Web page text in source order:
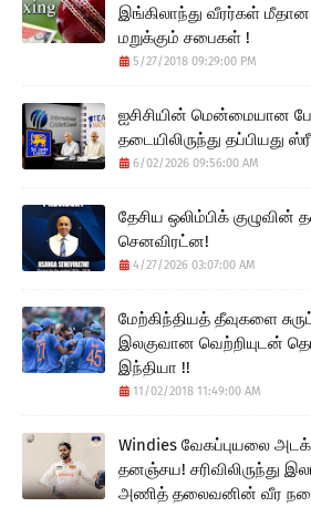
இங்கிலாந்து வீரர்கள்
மறுக்கும் சபைகள் !
5/27/2018 09:29:00 PM
ஐசிசியின் மென்மையான
தடையிலிருந்து தப்பியது
6/02/2026 09:56:00 AM
தேசிய ஒலிம்பிக்
செனவிரட்ன!
4/27/2026 03:07:00 AM
மேற்கிந்தியத் தீவுகளை
இலகுவான வெற்றியுடன்
இந்தியா !!
11/02/2018 11:49:00 AM
Windies வேகப்புயலை
தனஞ்சய! சரிவிலிருந்து
அணித் தலைவனின் வீர